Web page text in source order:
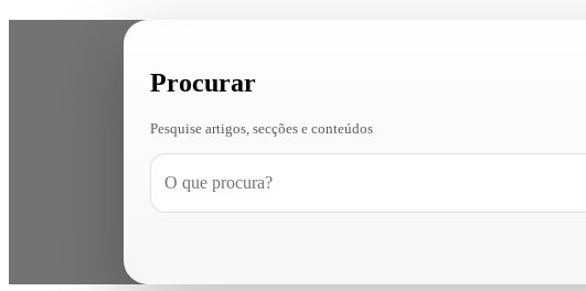
Procurar
Pesquise artigos, secções e conteúdos